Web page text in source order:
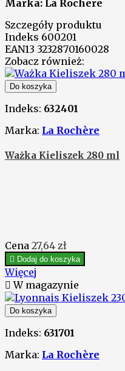
Marka: La Rochere
Szczegóły produktu
Indeks 600201
EAN13 3232870160028
Zobacz również:
Do koszyka
Indeks: 632401
Marka: La Rochère
Ważka Kieliszek 280 ml
Cena 27,64 zł
 Dodaj do koszyka
Więcej
 W magazynie
Do koszyka
Indeks: 631701
Marka: La Rochère